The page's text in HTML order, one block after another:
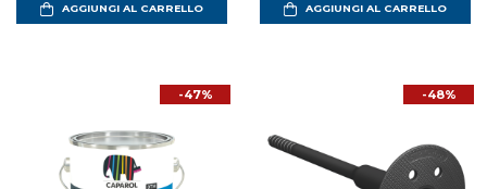
AGGIUNGI AL CARRELLO AGGIUNGI AL CARRELLO
-47% -48%